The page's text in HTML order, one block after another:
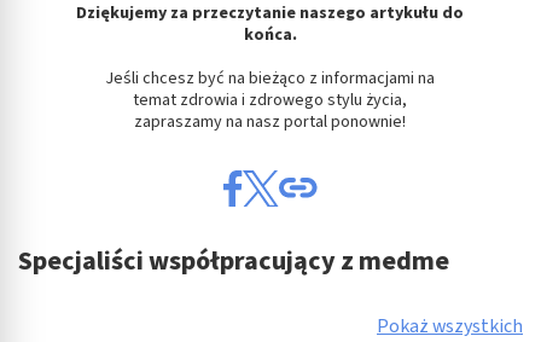
Dziękujemy za przeczytanie naszego artykułu do
końca.
Jeśli chcesz być na bieżąco z informacjami na
temat zdrowia i zdrowego stylu życia,
zapraszamy na nasz portal ponownie!
Specjaliści współpracujący z medme
Pokaż wszystkich